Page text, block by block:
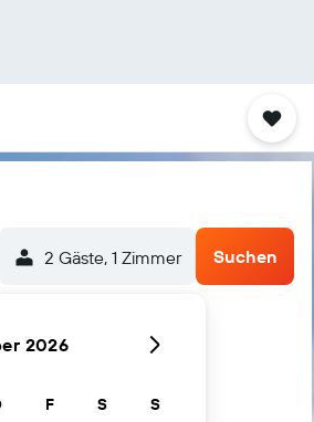
2 Gäste, 1 Zimmer Suchen
2026
F S S